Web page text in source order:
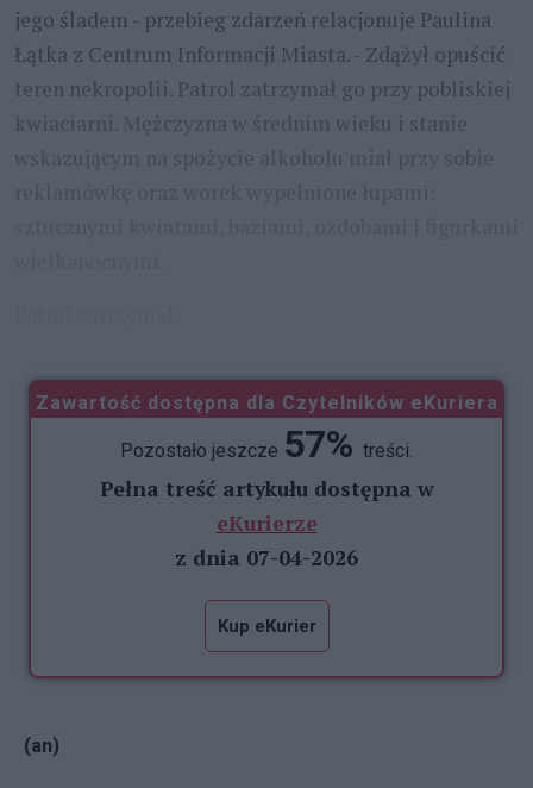
jego śladem - przebieg zdarzeń relacjonuje Paulina
Łątka z Centrum Informacji Miasta. - Zdążył opuścić
teren nekropolii. Patrol zatrzymał go przy pobliskiej
kwiaciarni. Mężczyzna w średnim wieku i stanie
Zawartość dostępna dla Czytelników eKuriera
Pozostało jeszcze 57% treści.
Pełna treść artykułu dostępna w
eKurierze
z dnia 07-04-2026
Kup eKurier
(an)